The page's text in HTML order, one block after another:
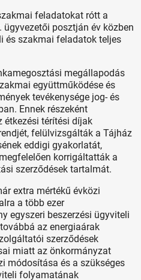
feladatokat rótt a
posztján év közben
és szakmai feladatok teljes
megállapodás
együttműködése és
tevékenysége jog- és
Ennek részeként
étkezési térítési díjak
felülvizsgálták a Tájház
eddigi gyakorlatát,
korrigáltatták a
szerződések tartalmát.
extra mértékű évközi
a több ezer
egyszeri beszerzési ügyviteli
az energiaárak
szerződések
miatt az önkormányzat
módosítása és a szükséges
folyamatának